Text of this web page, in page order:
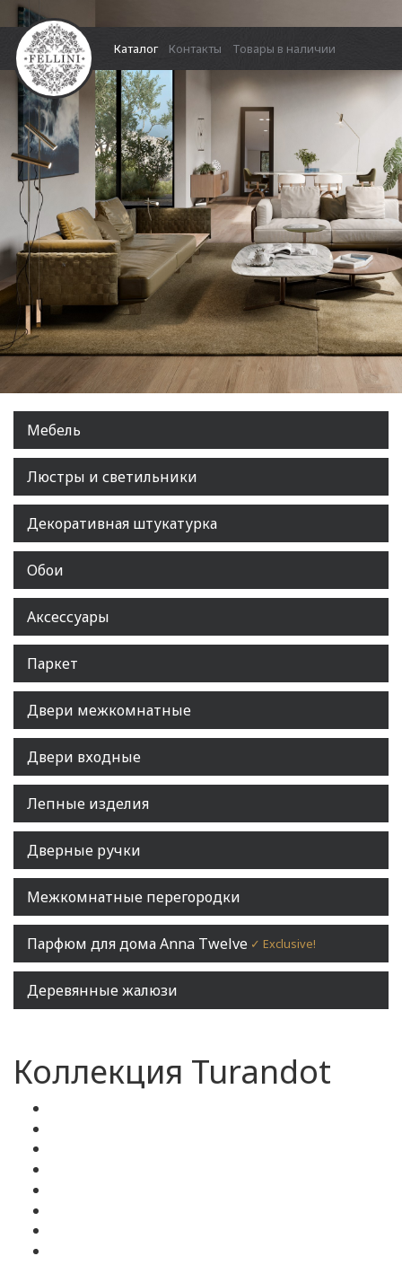
Каталог Контакты Товары в наличии
Мебель
Люстры и светильники
Декоративная штукатурка
Обои
Аксессуары
Паркет
Двери межкомнатные
Двери входные
Лепные изделия
Дверные ручки
Межкомнатные перегородки
Парфюм для дома Anna Twelve ✓ Exclusive!
Деревянные жалюзи
Коллекция Turandot